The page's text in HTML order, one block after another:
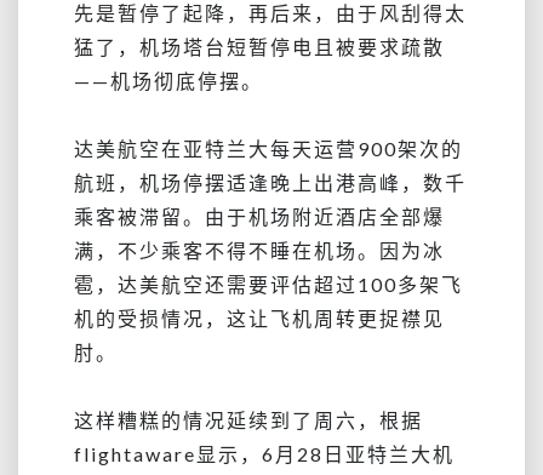
先是暂停了起降，再后来，由于风刮得太
猛了，机场塔台短暂停电且被要求疏散
——机场彻底停摆。
达美航空在亚特兰大每天运营900架次的
航班，机场停摆适逢晚上出港高峰，数千
乘客被滞留。由于机场附近酒店全部爆
满，不少乘客不得不睡在机场。因为冰
雹，达美航空还需要评估超过100多架飞
机的受损情况，这让飞机周转更捉襟见
肘。
这样糟糕的情况延续到了周六，根据
flightaware显示，6月28日亚特兰大机